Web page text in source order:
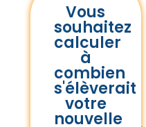
Vous
souhaitez
calculer
à
combien
s'élèverait
votre
nouvelle